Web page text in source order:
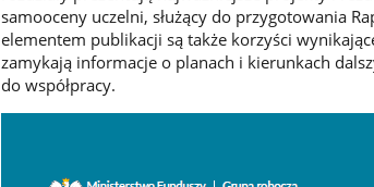
samooceny uczelni, służący do przygotowania
elementem publikacji są także korzyści
zamykają informacje o planach i kierunkach
do współpracy.